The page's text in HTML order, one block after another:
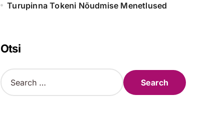
Turupinna Tokeni Nõudmise Menetlused
Otsi
S
e